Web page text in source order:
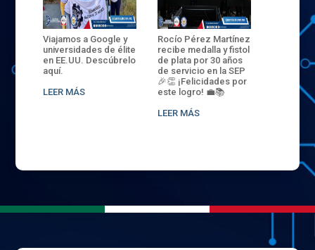
Viajamos a Google y
universidades de élite
en EE.UU. Descúbrelo
aquí.
LEER MÁS
Rocío Pérez Martínez
recibe medalla y fistol
de plata por 30 años
de servicio en la SEP
🎉👏 ¡Felicidades por
este logro! 💼📚
LEER MÁS
ENECB-
del
batalla.
32
sede